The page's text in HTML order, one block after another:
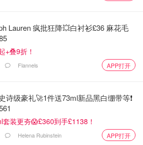
PCMag
Lauren 疯批狂降💥白衬衫£36 麻花毛
+叠9折！
Flannels APP打开
诗级豪礼🚀1件送73ml新品黑白绷带等❗️
套装更夯😱£360到手£1138！
Helena Rubinstein APP打开